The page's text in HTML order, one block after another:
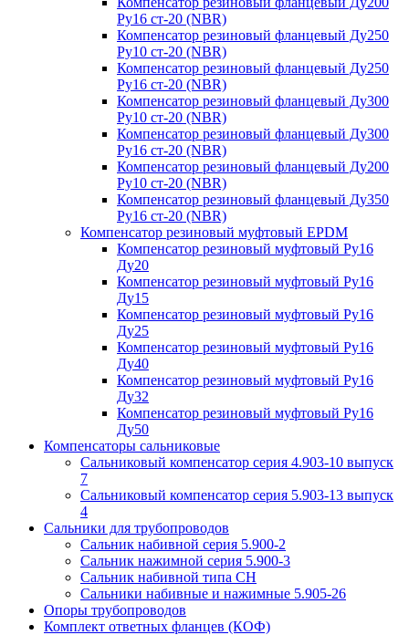
Ру16 ст-20 (NBR)
Компенсатор резиновый фланцевый Ду250
Ру10 ст-20 (NBR)
Компенсатор резиновый фланцевый Ду250
Ру16 ст-20 (NBR)
Компенсатор резиновый фланцевый Ду300
Ру10 ст-20 (NBR)
Компенсатор резиновый фланцевый Ду300
Ру16 ст-20 (NBR)
Компенсатор резиновый фланцевый Ду200
Ру10 ст-20 (NBR)
Компенсатор резиновый фланцевый Ду350
Ру16 ст-20 (NBR)
Компенсатор резиновый муфтовый EPDM
Компенсатор резиновый муфтовый Ру16
Ду20
Компенсатор резиновый муфтовый Ру16
Ду15
Компенсатор резиновый муфтовый Ру16
Ду25
Компенсатор резиновый муфтовый Ру16
Ду40
Компенсатор резиновый муфтовый Ру16
Ду32
Компенсатор резиновый муфтовый Ру16
Ду50
Компенсаторы сальниковые
Сальниковый компенсатор серия 4.903-10 выпуск
7
Сальниковый компенсатор серия 5.903-13 выпуск
4
Сальники для трубопроводов
Сальник набивной серия 5.900-2
Сальник нажимной серия 5.900-3
Сальник набивной типа СН
Сальники набивные и нажимные 5.905-26
Опоры трубопроводов
Комплект ответных фланцев (КОФ)